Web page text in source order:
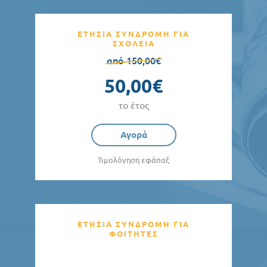
ΕΤΗΣΙΑ ΣΥΝΔΡΟΜΗ ΓΙΑ
ΣΧΟΛΕΙΑ
από 150,00€
50,00€
το έτος
Αγορά
Τιμολόγηση εφάπαξ
ΕΤΗΣΙΑ ΣΥΝΔΡΟΜΗ ΓΙΑ
ΦΟΙΤΗΤΕΣ